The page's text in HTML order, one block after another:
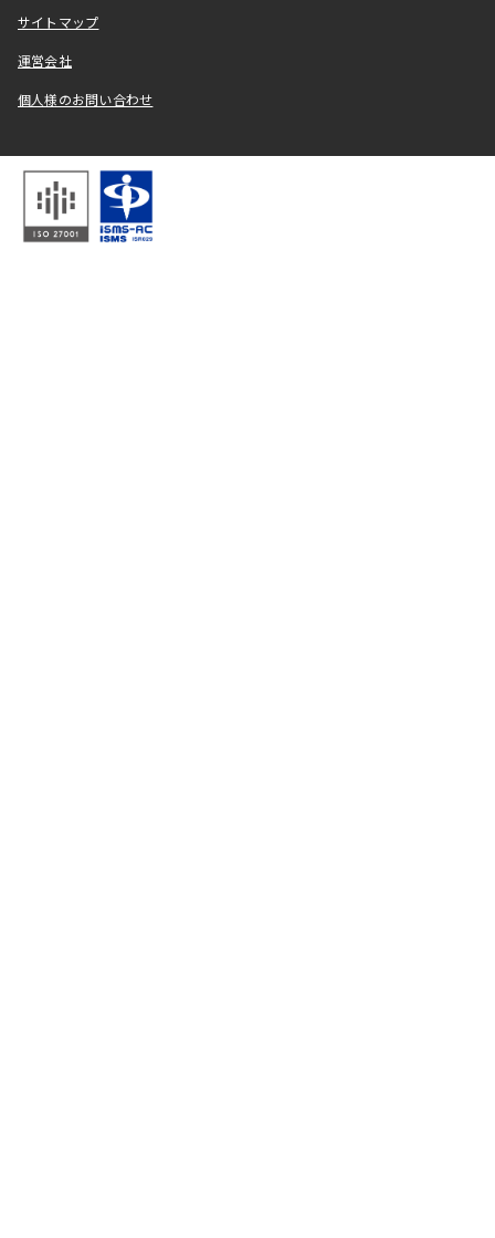
サイトマップ
運営会社
個人様のお問い合わせ